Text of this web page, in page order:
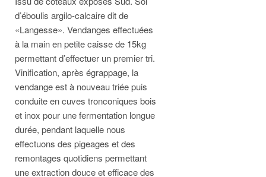
d’éboulis argilo-calcaire dit de
«Langesse». Vendanges effectuées
à la main en petite caisse de 15kg
permettant d’effectuer un premier tri.
Vinification, après égrappage, la
vendange est à nouveau triée puis
conduite en cuves tronconiques bois
et inox pour une fermentation longue
durée, pendant laquelle nous
effectuons des pigeages et des
remontages quotidiens permettant
une extraction douce et efficace des